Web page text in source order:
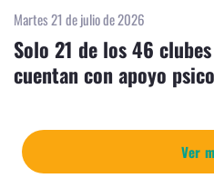
Ver
Martes 21 de julio de 2026
Solo 21 de los 46
cuentan con apoyo